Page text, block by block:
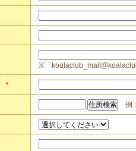
※「
＊
例